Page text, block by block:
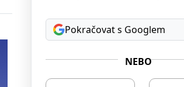
Pokračovat s Googlem
NEBO